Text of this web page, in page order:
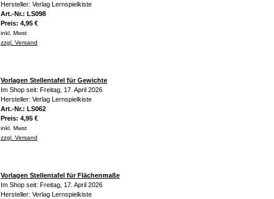
Hersteller: Verlag Lernspielkiste
Art.-Nr.: LS098
Preis: 4,95 €
inkl. Mwst
zzgl. Versand
Vorlagen Stellentafel für Gewichte
Im Shop seit: Freitag, 17. April 2026
Hersteller: Verlag Lernspielkiste
Art.-Nr.: LS062
Preis: 4,95 €
inkl. Mwst
zzgl. Versand
Vorlagen Stellentafel für Flächenmaße
Im Shop seit: Freitag, 17. April 2026
Hersteller: Verlag Lernspielkiste